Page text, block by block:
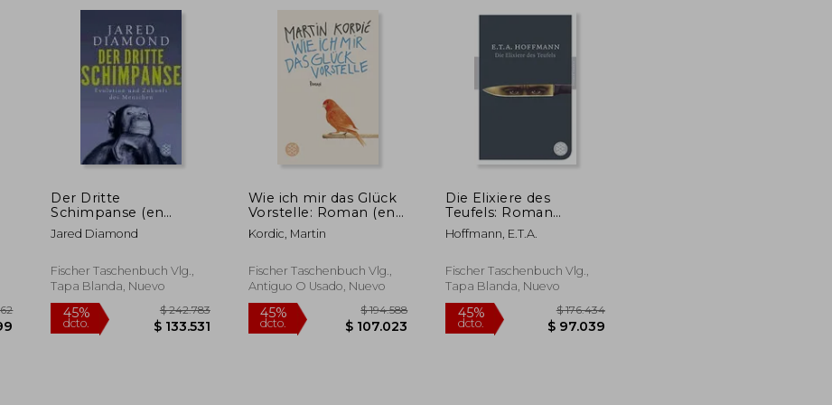
$ 170.444
$ 93.744
45%
dcto.
$ 176.434
$ 97.039
45% $ 206.568
$ 113.612
45%
Der Dritte
Schimpanse (en
Alemán)
Jared Diamond
Fischer Taschenbuch Vlg.,
Tapa Blanda, Nuevo
Wie ich mir das Glück
Vorstelle: Roman (en
Alemán)
Kordic, Martin
Fischer Taschenbuch Vlg.,
Antiguo O Usado, Nuevo
Die Elixiere des
Teufels: Roman
(Fischer Klassik) (en
Alemán)
Hoffmann, E.T.A.
Fischer Taschenbuch Vlg.,
Tapa Blanda, Nuevo